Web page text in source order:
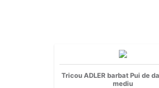
Tricou ADLER barbat Pui de
mediu